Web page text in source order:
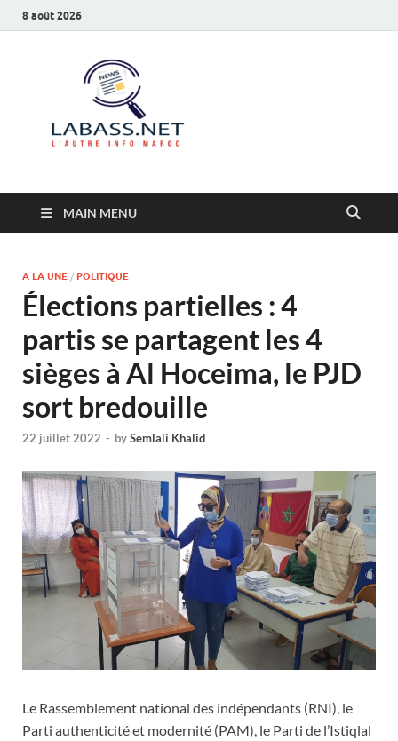
8 août 2026
MAIN MENU
A LA UNE / POLITIQUE
Élections partielles : 4
partis se partagent les 4
sièges à Al Hoceima, le PJD
sort bredouille
22 juillet 2022 - bySemlali Khalid
Le Rassemblement national des indépendants (RNI), le
Parti authenticité et modernité (PAM), le Parti de l’Istiqlal